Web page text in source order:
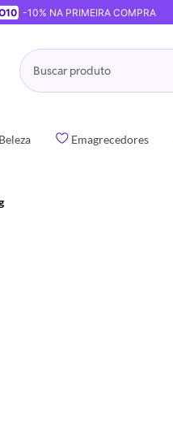
-10% NA PRIMEIRA COMPRA
Pesquisa
Beleza Emagrecedores